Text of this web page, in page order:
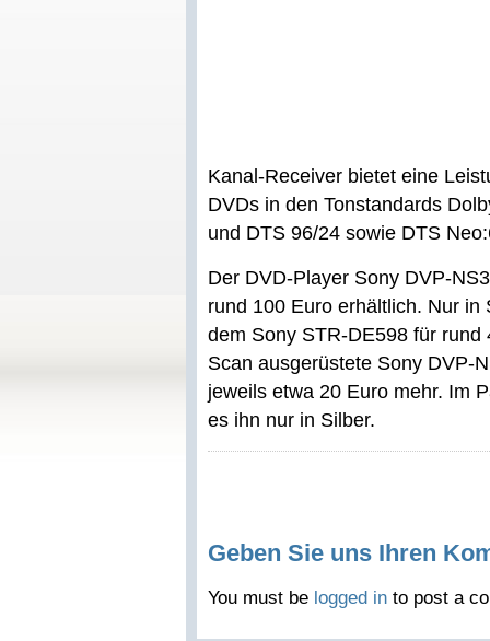
Kanal-Receiver bietet eine
DVDs in den Tonstandards
und DTS 96/24 sowie DTS
Der DVD-Player Sony DVP-
rund 100 Euro erhältlich. Nur
dem Sony STR-DE598 für
Scan ausgerüstete Sony DVP-
jeweils etwa 20 Euro mehr. Im
es ihn nur in Silber.
Geben Sie uns Ihren
You must be logged in to post a